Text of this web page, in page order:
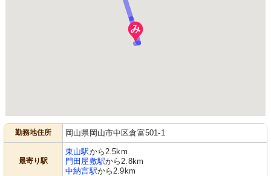
勤務地住所 岡山県岡山市中区倉富501-1
最寄り駅
東山駅から2.5km
門田屋敷駅から2.8km
中納言駅から2.9km